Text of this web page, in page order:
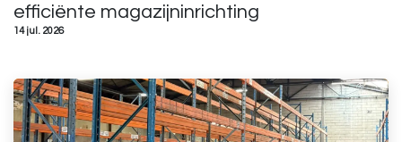
efficiënte magazijninrichting
14 jul. 2026